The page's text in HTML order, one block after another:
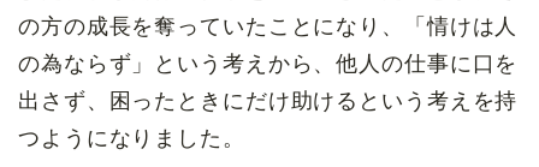
の方の成長を奪っていたことになり、「情けは人
の為ならず」という考えから、他人の仕事に口を
出さず、困ったときにだけ助けるという考えを持
つようになりました。